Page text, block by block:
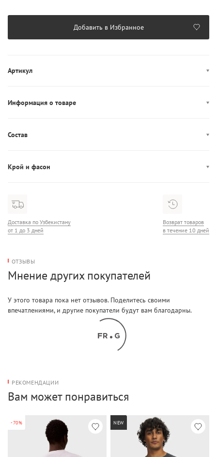
Добавить в Избранное
Артикул
Информация о товаре
Декор: логотип
Состав
Крой и фасон
Доставка по Узбекистану
от 1 до 3 дней
Возврат товаров
в течение 10 дней
ОТЗЫВЫ
Мнение других покупателей
У этого товара пока нет отзывов. Поделитесь своими
впечатлениями, и другие покупатели будут вам благодарны.
РЕКОМЕНДАЦИИ
Вам может понравиться
-70% NEW